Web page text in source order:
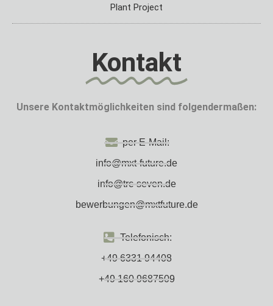
Plant Project
Kontakt
Unsere Kontaktmöglichkeiten sind folgendermaßen:
per E-Mail:
info@mxt-future.de
info@trc-seven.de
bewerbungen@mxtfuture.de
Telefonisch:
+49 6331 94408
+49 160 9687509